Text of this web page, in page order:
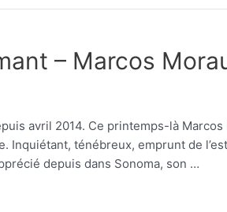
– Marcos
avril 2014. Ce printemps-là
ténébreux, emprunt de
depuis dans Sonoma, son …